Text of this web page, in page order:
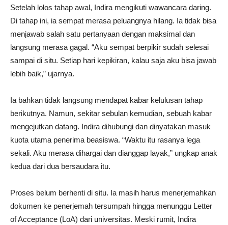
Setelah lolos tahap awal, Indira mengikuti wawancara daring.
Di tahap ini, ia sempat merasa peluangnya hilang. Ia tidak bisa
menjawab salah satu pertanyaan dengan maksimal dan
langsung merasa gagal. “Aku sempat berpikir sudah selesai
sampai di situ. Setiap hari kepikiran, kalau saja aku bisa jawab
lebih baik,” ujarnya.
Ia bahkan tidak langsung mendapat kabar kelulusan tahap
berikutnya. Namun, sekitar sebulan kemudian, sebuah kabar
mengejutkan datang. Indira dihubungi dan dinyatakan masuk
kuota utama penerima beasiswa. “Waktu itu rasanya lega
sekali. Aku merasa dihargai dan dianggap layak,” ungkap anak
kedua dari dua bersaudara itu.
Proses belum berhenti di situ. Ia masih harus menerjemahkan
dokumen ke penerjemah tersumpah hingga menunggu Letter
of Acceptance (LoA) dari universitas. Meski rumit, Indira